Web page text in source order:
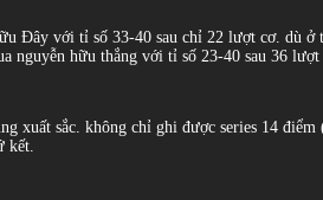
với tỉ số 33-40 sau chỉ 22 lượt cơ. dù ở
nguyễn hữu thắng với tỉ số 23-40 sau 36 lượt
xuất sắc. không chỉ ghi được series 14
kết.